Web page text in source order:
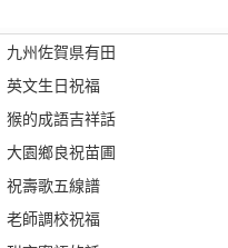
九州佐賀県有田
英文生日祝福
猴的成語吉祥話
大園鄉良祝苗圃
祝壽歌五線譜
老師調校祝福